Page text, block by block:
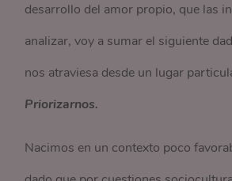
desarrollo del amor propio, que las
analizar, voy a sumar el siguiente
nos atraviesa desde un lugar
Priorizarnos.
Nacimos en un contexto poco